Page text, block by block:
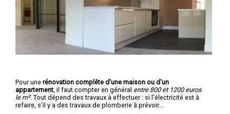
Pour une rénovation complête d'une maison ou d'un
appartement , il faut compter en général entre 800 et 1200 euros
le m². Tout dépend des travaux à effectuer : si l'électricité est à
refaire, s'il y a des travaux de plomberie à prévoir...